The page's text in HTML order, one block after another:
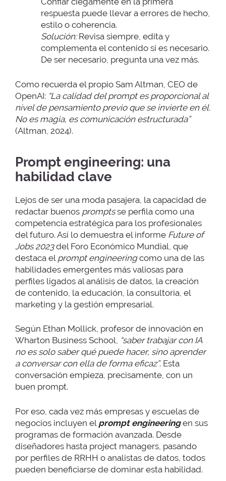
respuesta puede llevar a errores de hecho,
estilo o coherencia.
Solución:Revisa siempre, edita y
complementa el contenido si es necesario.
De ser necesario, pregunta una vez más.
Como recuerda el propio Sam Altman, CEO de
OpenAI: “La calidad del prompt es proporcional al
nivel de pensamiento previo que se invierte en él.
No es magia, es comunicación estructurada”
(Altman, 2024).
Prompt engineering: una
habilidad clave
Lejos de ser una moda pasajera, la capacidad de
redactar buenos promptsse perfila como una
competencia estratégica para los profesionales
del futuro. Así lo demuestra el informe Future of
Jobs 2023del Foro Económico Mundial, que
destaca el prompt engineeringcomo una de las
habilidades emergentes más valiosas para
perfiles ligados al análisis de datos, la creación
de contenido, la educación, la consultoría, el
marketing y la gestión empresarial.
Según Ethan Mollick, profesor de innovación en
Wharton Business School, “saber trabajar con IA
no es solo saber qué puede hacer, sino aprender
a conversar con ella de forma eficaz”. Esta
conversación empieza, precisamente, con un
buen prompt.
Por eso, cada vez más empresas y escuelas de
negocios incluyen el prompt engineeringen sus
programas de formación avanzada. Desde
diseñadores hasta project managers, pasando
por perfiles de RRHH o analistas de datos, todos
pueden beneficiarse de dominar esta habilidad.